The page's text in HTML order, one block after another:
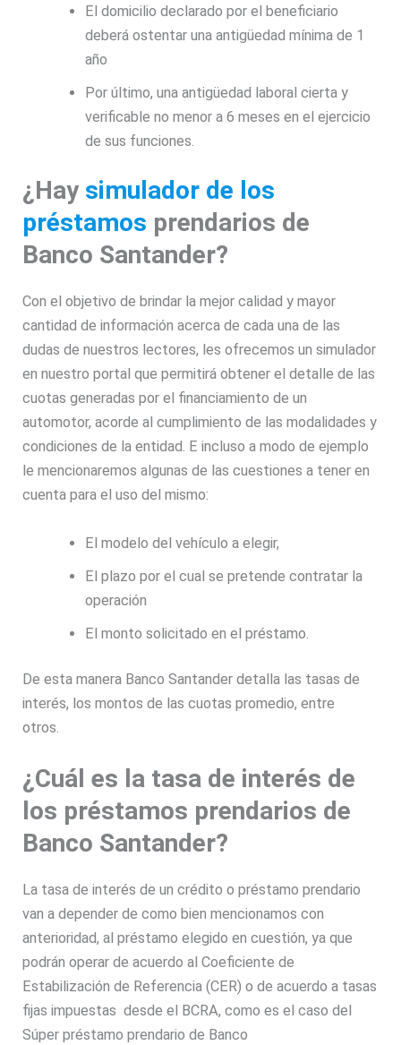
El domicilio declarado por el beneficiario
deberá ostentar una antigüedad mínima de 1
año
Por último, una antigüedad laboral cierta y
verificable no menor a 6 meses en el ejercicio
de sus funciones.
¿Hay simulador de los
préstamos prendarios de
Banco Santander?
Con el objetivo de brindar la mejor calidad y mayor
cantidad de información acerca de cada una de las
dudas de nuestros lectores, les ofrecemos un simulador
en nuestro portal que permitirá obtener el detalle de las
cuotas generadas por el financiamiento de un
automotor, acorde al cumplimiento de las modalidades y
condiciones de la entidad. E incluso a modo de ejemplo
le mencionaremos algunas de las cuestiones a tener en
cuenta para el uso del mismo:
El modelo del vehículo a elegir,
El plazo por el cual se pretende contratar la
operación
El monto solicitado en el préstamo.
De esta manera Banco Santander detalla las tasas de
interés, los montos de las cuotas promedio, entre
otros.
¿Cuál es la tasa de interés de
los préstamos prendarios de
Banco Santander?
La tasa de interés de un crédito o préstamo prendario
van a depender de como bien mencionamos con
anterioridad, al préstamo elegido en cuestión, ya que
podrán operar de acuerdo al Coeficiente de
Estabilización de Referencia (CER) o de acuerdo a tasas
fijas impuestas desde el BCRA, como es el caso del
Súper préstamo prendario de Banco